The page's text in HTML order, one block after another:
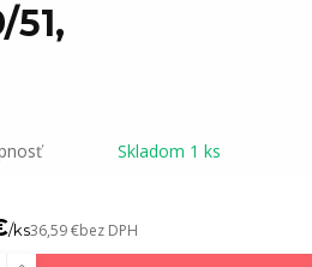
Skladom 1 ks
/ks36,59 €bez DPH